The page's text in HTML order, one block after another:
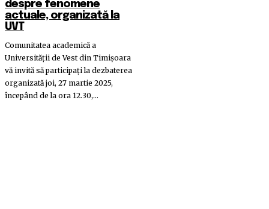
despre fenomene
actuale, organizată la
UVT
Comunitatea academică a
Universității de Vest din Timișoara
vă invită să participați la dezbaterea
organizată joi, 27 martie 2025,
începând de la ora 12.30,...